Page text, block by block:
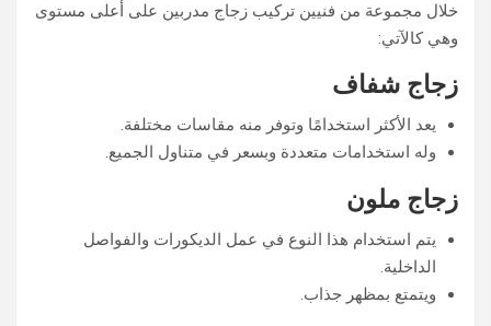
خلال مجموعة من فنيين تركيب زجاج مدربين على أعلى مستوى
وهي كالآتي:
زجاج شفاف
يعد الأكثر استخدامًا وتوفر منه مقاسات مختلفة.
وله استخدامات متعددة وبسعر في متناول الجميع.
زجاج ملون
يتم استخدام هذا النوع في عمل الديكورات والفواصل
الداخلية.
ويتمتع بمظهر جذاب.